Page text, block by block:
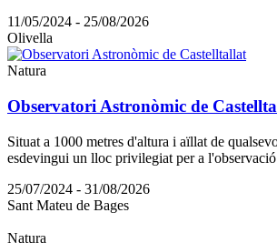
11/05/2024 - 25/08/2026
Olivella
Natura
Observatori Astronòmic de
Situat a 1000 metres d'altura i aïllat de
esdevingui un lloc privilegiat per a
25/07/2024 - 31/08/2026
Sant Mateu de Bages
Natura